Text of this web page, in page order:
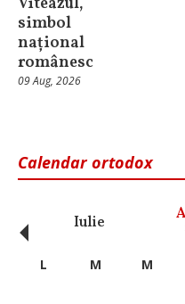
simbol
național
românesc
09 Aug, 2026
Calendar ortodox
Iulie
‹ L M M